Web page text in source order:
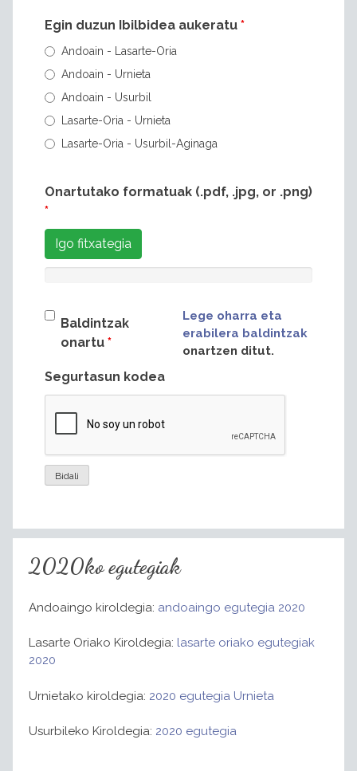
Egin duzun Ibilbidea aukeratu *
Andoain - Lasarte-Oria
Andoain - Urnieta
Andoain - Usurbil
Lasarte-Oria - Urnieta
Lasarte-Oria - Usurbil-Aginaga
Onartutako formatuak (.pdf, .jpg, or .png)
*
Igo fitxategia
Baldintzak
onartu *
Lege oharra eta
erabilera baldintzak
onartzen ditut.
Segurtasun kodea
2020ko egutegiak
Andoaingo kiroldegia: andoaingo egutegia 2020
Lasarte Oriako Kiroldegia: lasarte oriako egutegiak
2020
Urnietako kiroldegia: 2020 egutegia Urnieta
Usurbileko Kiroldegia: 2020 egutegia